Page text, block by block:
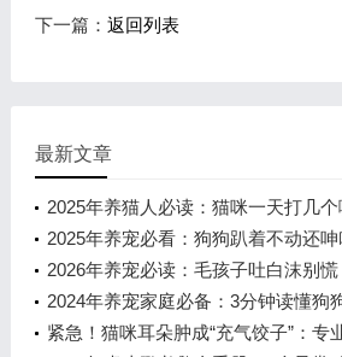
下一篇： 返回列表
最新文章
2025年养猫人必读：猫咪一天打几
过这个数别犹豫，立即就医！
2025年养宠必看：狗狗趴着不动还
在求救！
2026年养宠必读：毛孩子吐白沫别
教你秒辨轻重，避开这3大致命雷
2024年养宠家庭必备：3分钟读懂狗
大健康警报
紧急！猫咪耳朵肿成“充气饺子”：专